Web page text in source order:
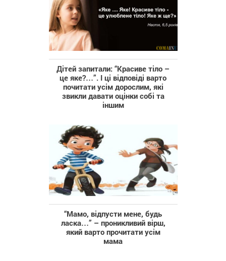
Дітей запитали: “Красиве тіло –
це яке?…”. І ці відповіді варто
почитати усім дорослим, які
звикли давати оцінки собі та
іншим
“Мамо, відпусти мене, будь
ласка…” – проникливий вірш,
який варто прочитати усім
мама